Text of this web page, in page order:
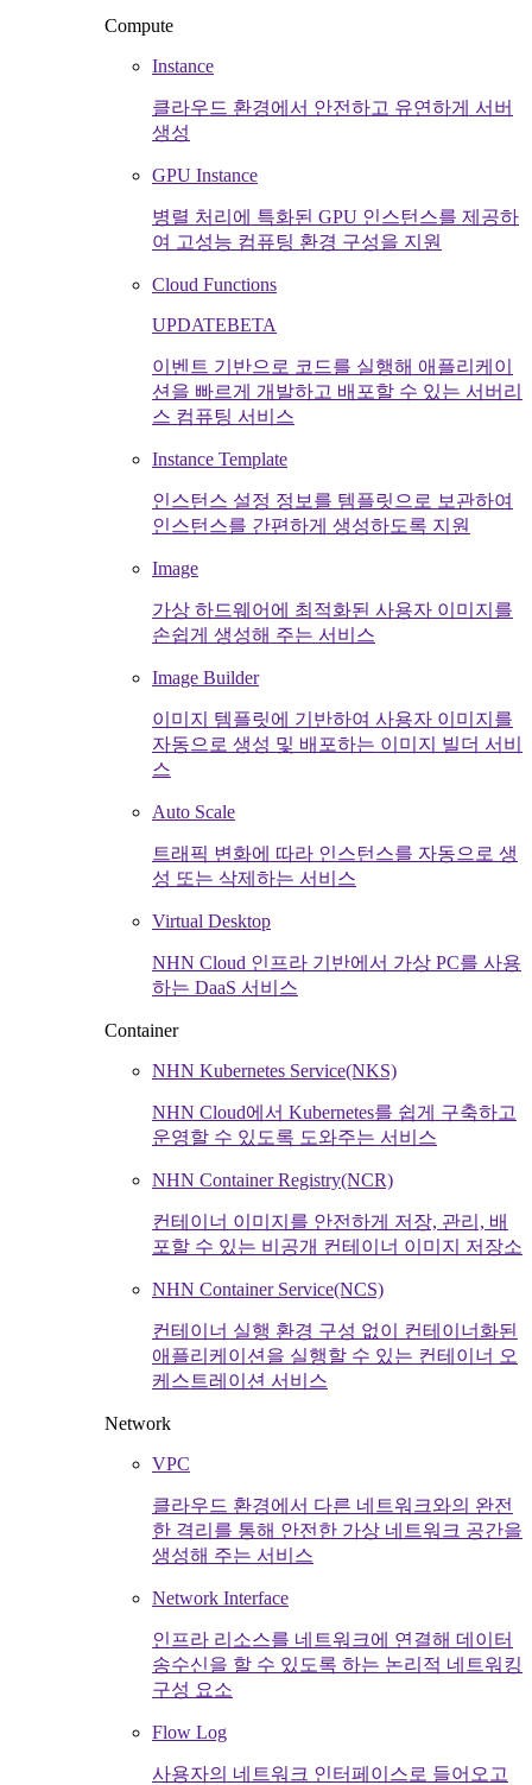
Compute
Instance
클라우드 환경에서 안전하고 유연하게 서버
생성
GPU Instance
병렬 처리에 특화된 GPU 인스턴스를 제공하
여 고성능 컴퓨팅 환경 구성을 지원
Cloud Functions
UPDATEBETA
이벤트 기반으로 코드를 실행해 애플리케이
션을 빠르게 개발하고 배포할 수 있는 서버리
스 컴퓨팅 서비스
Instance Template
인스턴스 설정 정보를 템플릿으로 보관하여
인스턴스를 간편하게 생성하도록 지원
Image
가상 하드웨어에 최적화된 사용자 이미지를
손쉽게 생성해 주는 서비스
Image Builder
이미지 템플릿에 기반하여 사용자 이미지를
자동으로 생성 및 배포하는 이미지 빌더 서비
스
Auto Scale
트래픽 변화에 따라 인스턴스를 자동으로 생
성 또는 삭제하는 서비스
Virtual Desktop
NHN Cloud 인프라 기반에서 가상 PC를 사용
하는 DaaS 서비스
Container
NHN Kubernetes Service(NKS)
NHN Cloud에서 Kubernetes를 쉽게 구축하고
운영할 수 있도록 도와주는 서비스
NHN Container Registry(NCR)
컨테이너 이미지를 안전하게 저장, 관리, 배
포할 수 있는 비공개 컨테이너 이미지 저장소
NHN Container Service(NCS)
컨테이너 실행 환경 구성 없이 컨테이너화된
애플리케이션을 실행할 수 있는 컨테이너 오
케스트레이션 서비스
Network
VPC
클라우드 환경에서 다른 네트워크와의 완전
한 격리를 통해 안전한 가상 네트워크 공간을
생성해 주는 서비스
Network Interface
인프라 리소스를 네트워크에 연결해 데이터
송수신을 할 수 있도록 하는 논리적 네트워킹
구성 요소
Flow Log
사용자의 네트워크 인터페이스로 들어오고